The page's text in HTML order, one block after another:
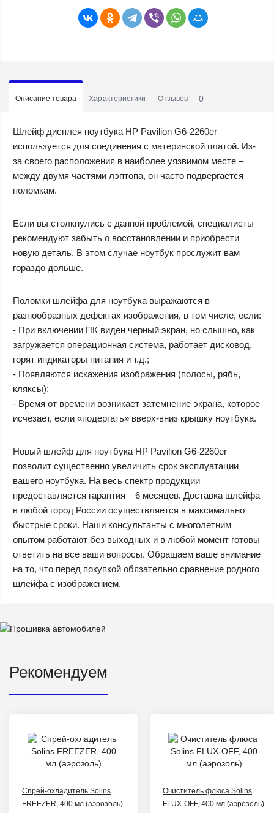
Описание товара Характеристики Отзывов 0
Шлейф дисплея ноутбука HP Pavilion G6-2260er
используется для соединения с материнской платой. Из-
за своего расположения в наиболее уязвимом месте –
между двумя частями лэптопа, он часто подвергается
поломкам.
Если вы столкнулись с данной проблемой, специалисты
рекомендуют забыть о восстановлении и приобрести
новую деталь. В этом случае ноутбук прослужит вам
гораздо дольше.
Поломки шлейфа для ноутбука выражаются в
разнообразных дефектах изображения, в том числе, если:
- При включении ПК виден черный экран, но слышно, как
загружается операционная система, работает дисковод,
горят индикаторы питания и т.д.;
- Появляются искажения изображения (полосы, рябь,
кляксы);
- Время от времени возникает затемнение экрана, которое
исчезает, если «подергать» вверх-вниз крышку ноутбука.
Новый шлейф для ноутбука HP Pavilion G6-2260er
позволит существенно увеличить срок эксплуатации
вашего ноутбука. На весь спектр продукции
предоставляется гарантия – 6 месяцев. Доставка шлейфа
в любой город России осуществляется в максимально
быстрые сроки. Наши консультанты с многолетним
опытом работают без выходных и в любой момент готовы
ответить на все ваши вопросы. Обращаем ваше внимание
на то, что перед покупкой обязательно сравнение родного
шлейфа с изображением.
Рекомендуем
Спрей-охладитель Solins
FREEZER, 400 мл (аэрозоль)
Очиститель флюса Solins
FLUX-OFF, 400 мл (аэрозоль)